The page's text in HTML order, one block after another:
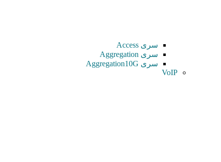
سری Access
سری Aggregation
سری Aggregation10G
VoIP